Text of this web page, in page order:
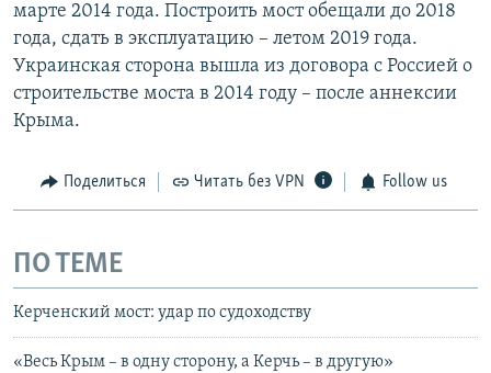
марте 2014 года. Построить мост обещали до 2018
года, сдать в эксплуатацию – летом 2019 года.
Украинская сторона вышла из договора с Россией о
строительстве моста в 2014 году – после аннексии
Крыма.
Поделиться Читать без VPN Follow us
ПО ТЕМЕ
Керченский мост: удар по судоходству
«Весь Крым – в одну сторону, а Керчь – в другую»